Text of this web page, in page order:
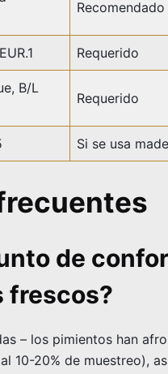
Recomendado
Requerido
B/L
Requerido
Si se usa
de
frescos?
– los pimientos han
10-20% de muestreo),